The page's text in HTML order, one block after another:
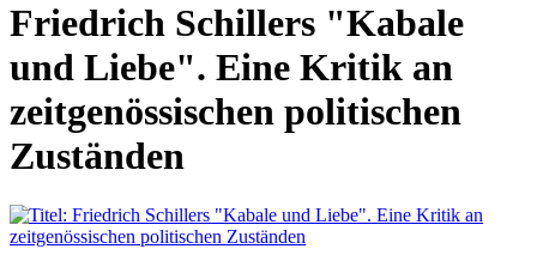
Friedrich Schillers "Kabale
und Liebe". Eine Kritik an
zeitgenössischen politischen
Zuständen